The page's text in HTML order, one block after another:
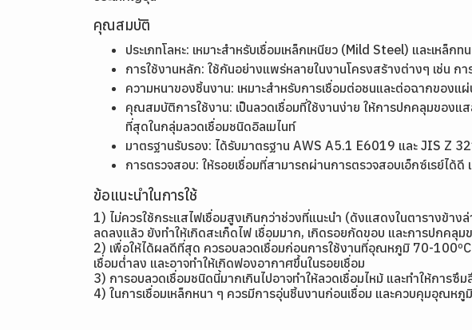
คุณสมบัติ
ประเภทโลหะ: เหมาะสำหรับเชื่อมเหล็กเหนียว (Mild Steel) และเหล็ก
การใช้งานหลัก: ใช้กันอย่างแพร่หลายในงานโครงสร้างต่างๆ เช่น ก
ความหนาของชิ้นงาน: เหมาะสำหรับการเชื่อมต่อชนและต่อฉากของ
คุณสมบัติการใช้งาน: เป็นลวดเชื่อมที่ใช้งานง่าย ให้การปกคลุมของแ
ที่สุดในกลุ่มลวดเชื่อมชนิดอิลเมไนท์
มาตรฐานรับรอง: ได้รับมาตรฐาน AWS A5.1 E6019 และ JIS Z
การตรวจสอบ: ให้รอยเชื่อมที่สามารถผ่านการตรวจสอบเอ็กซ์เรย์ไ
ข้อแนะนำในการใช้
1) ไม่ควรใช้กระแสไฟเชื่อมสูงเกินกว่าช่วงที่แนะนำ (ดังแสดงในตารางข้า
ลดลงแล้ว ยังทำให้เกิดสะเก็ดไฟ เชื่อมมาก, เกิดรอยกัดขอบ และการปกคลุ
2) เพื่อให้ได้ผลดีที่สุด ควรอบลวดเชื่อมก่อนการใช้งานที่อุณหภูมิ 70-
เชื่อมต่ำลง และอาจทำให้เกิดฟองอากาศขึ้นในรอยเชื่อม
3) การอบลวดเชื่อมชนิดนี้มากเกินไปอาจทำให้ลวดเชื่อมไหม้ และทำให้การซึ
4) ในการเชื่อมเหล็กหนา ๆ ควรมีการอุ่นชิ้นงานก่อนเชื่อม และควบคุมอุณหภูมิ